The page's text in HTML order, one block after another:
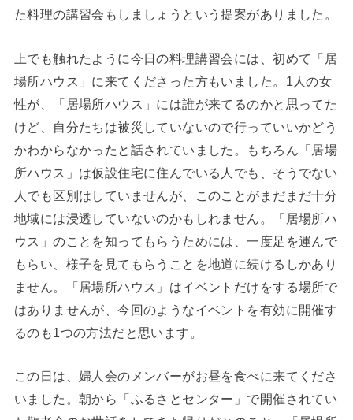
た料理の講習会もしましょうという提案がありました。
上でも触れたように今日の料理講習会には、初めて「居
場所ハウス」に来てくださった方もいました。1人の女
性が、「居場所ハウス」には誰が来てるのかと思ってた
けど、自分たちは被災していないので行っていいかどう
かわからなかったと話されていました。もちろん「居場
所ハウス」は仮設住宅に住んでいる人でも、そうでない
人でも区別はしていませんが、このことがまだまだ十分
地域には浸透していないのかもしれません。「居場所ハ
ウス」のことを知ってもらうためには、一度足を運んで
もらい、様子を見てもらうことを地道に続けるしかあり
ません。「居場所ハウス」はイベントだけをする場所で
はありませんが、今回のようなイベントを有効に開催す
るのも1つの方法だと思います。
この日は、婦人会のメンバーがお昼を食べに来てくださ
いました。朝から「ふるさとセンター」で開催されてい